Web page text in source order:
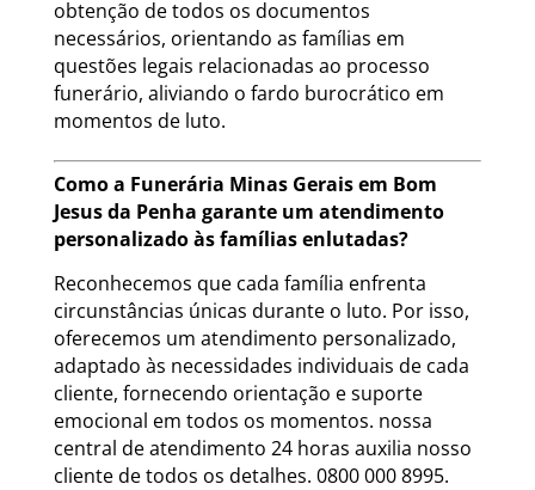
obtenção de todos os documentos
necessários, orientando as famílias em
questões legais relacionadas ao processo
funerário, aliviando o fardo burocrático em
momentos de luto.
Como a Funerária Minas Gerais em Bom
Jesus da Penha garante um atendimento
personalizado às famílias enlutadas?
Reconhecemos que cada família enfrenta
circunstâncias únicas durante o luto. Por isso,
oferecemos um atendimento personalizado,
adaptado às necessidades individuais de cada
cliente, fornecendo orientação e suporte
emocional em todos os momentos. nossa
central de atendimento 24 horas auxilia nosso
cliente de todos os detalhes. 0800 000 8995.